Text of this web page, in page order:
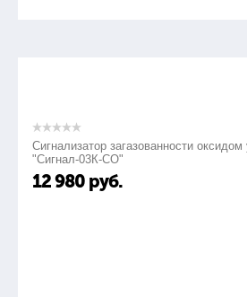
Сигнализатор загазованности оксидом
"Сигнал-03К-СО"
12 980 руб.